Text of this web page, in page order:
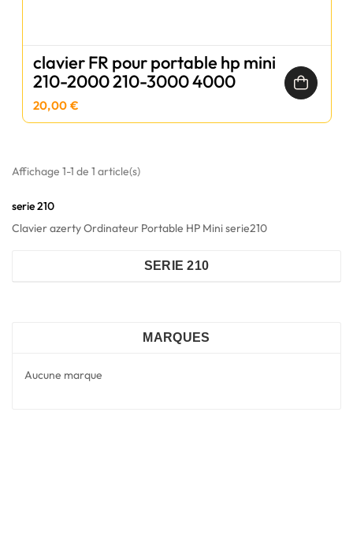
clavier FR pour portable hp mini
210-2000 210-3000 4000
20,00 €
Affichage 1-1 de 1 article(s)
serie 210
Clavier azerty Ordinateur Portable HP Mini serie210
SERIE 210
MARQUES
Aucune marque